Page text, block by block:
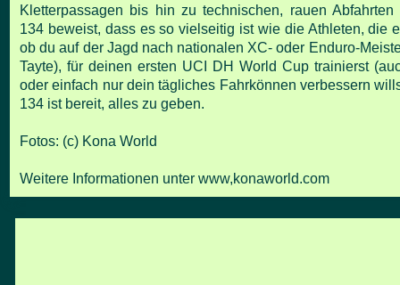
Kletterpassagen bis hin zu technischen, rauen
134 beweist, dass es so vielseitig ist wie die Athleten, die
ob du auf der Jagd nach nationalen XC- oder Enduro-
Tayte), für deinen ersten UCI DH World Cup trainierst
oder einfach nur dein tägliches Fahrkönnen verbessern
134 ist bereit, alles zu geben.
Fotos: (c) Kona World
Weitere Informationen unter www,konaworld.com